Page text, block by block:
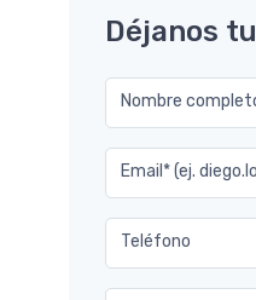
Déjanos
Nombre
Email* (ej.
Teléfono